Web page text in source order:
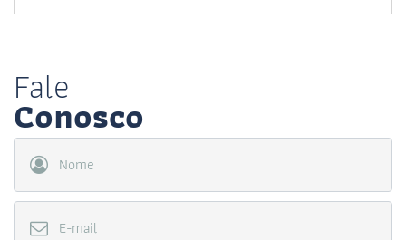
Fale
Conosco
Nome
E-mail